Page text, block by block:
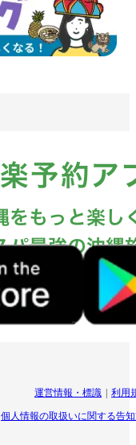
運営情報・標識 利用
個人情報の取扱いに関する告